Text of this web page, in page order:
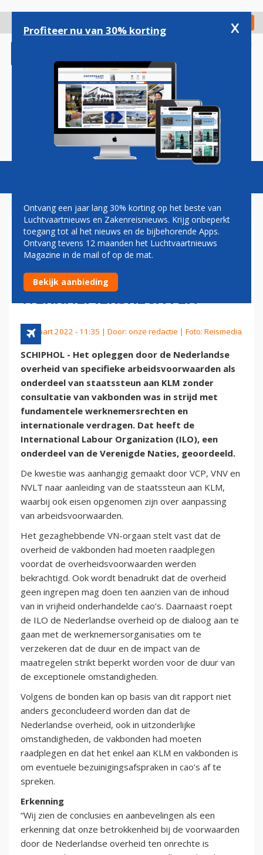
gaan
Check in
Magazine Podcasts Vacatures
ILO: OVERHEIDSDICTAAT AAN
KLM-VAKBONDEN WAS IN
STRIJD MET
WERKNEMERSRECHTEN
25 maart 2022 - 11:35 | Door: onze redactie | Foto: Reismedia
SCHIPHOL - Het opleggen door de Nederlandse
overheid van specifieke arbeidsvoorwaarden als
onderdeel van staatssteun aan KLM zonder
consultatie van vakbonden was in strijd met
fundamentele werknemersrechten en
internationale verdragen. Dat heeft de
International Labour Organization (ILO), een
onderdeel van de Verenigde Naties, geoordeeld.
De kwestie was aanhangig gemaakt door VCP, VNV en
NVLT naar aanleiding van de staatssteun aan KLM,
waarbij ook eisen opgenomen zijn over aanpassing
van arbeidsvoorwaarden.
Het gezaghebbende VN-orgaan stelt vast dat de
overheid de vakbonden had moeten raadplegen
voordat de overheidsvoorwaarden werden
bekrachtigd. Ook wordt benadrukt dat de overheid
geen ingrepen mag doen ten aanzien van de inhoud
van in vrijheid onderhandelde cao’s. Daarnaast roept
de ILO de Nederlandse overheid op de dialoog aan te
gaan met de werknemersorganisaties om te
verzekeren dat de duur en de impact van de
maatregelen strikt beperkt worden voor de duur van
de exceptionele omstandigheden.
Volgens de bonden kan op basis van dit rapport niet
anders geconcludeerd worden dan dat de
Nederlandse overheid, ook in uitzonderlijke
omstandigheden, de vakbonden had moeten
raadplegen en dat het enkel aan KLM en vakbonden is
om eventuele bezuinigingsafspraken in cao’s af te
spreken.
Erkenning
“Wij zien de conclusies en aanbevelingen als een
erkenning dat onze betrokkenheid bij de voorwaarden
door de Nederlandse overheid ten onrechte is
Profiteer nu van 30% korting x
Ontvang een jaar lang 30% korting op het beste van
Luchtvaartnieuws en Zakenreisnieuws. Krijg onbeperkt
toegang tot al het nieuws en de bijbehorende Apps.
Ontvang tevens 12 maanden het Luchtvaartnieuws
Magazine in de mail of op de mat.
Bekijk aanbieding